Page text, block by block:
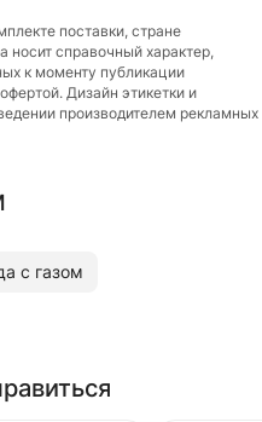
поставки, стране
носит справочный характер,
к моменту публикации
Дизайн этикетки и
производителем рекламных
с газом